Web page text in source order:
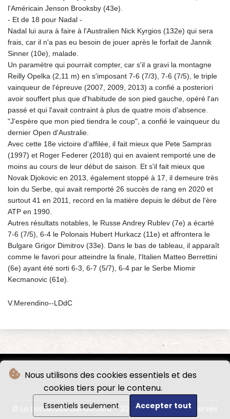
Nous utilisons des cookies essentiels et des
cookies tiers pour le contenu.
Essentiels seulement Accepter tout
l'Américain Jenson Brooksby (43e).
- Et de 18 pour Nadal -
Nadal lui aura à faire à l'Australien Nick Kyrgios (132e) qui sera
frais, car il n'a pas eu besoin de jouer après le forfait de Jannik
Sinner (10e), malade.
Un paramètre qui pourrait compter, car s'il a gravi la montagne
Reilly Opelka (2,11 m) en s'imposant 7-6 (7/3), 7-6 (7/5), le triple
vainqueur de l'épreuve (2007, 2009, 2013) a confié a posteriori
avoir souffert plus que d'habitude de son pied gauche, opéré l'an
passé et qui l'avait contraint à plus de quatre mois d'absence.
"J'espère que mon pied tiendra le coup", a confié le vainqueur du
dernier Open d'Australie.
Avec cette 18e victoire d'affilée, il fait mieux que Pete Sampras
(1997) et Roger Federer (2018) qui en avaient remporté une de
moins au cours de leur début de saison. Et s'il fait mieux que
Novak Djokovic en 2013, également stoppé à 17, il demeure très
loin du Serbe, qui avait remporté 26 succès de rang en 2020 et
surtout 41 en 2011, record en la matière depuis le début de l'ère
ATP en 1990.
Autres résultats notables, le Russe Andrey Rublev (7e) a écarté
7-6 (7/5), 6-4 le Polonais Hubert Hurkacz (11e) et affrontera le
Bulgare Grigor Dimitrov (33e). Dans le bas de tableau, il apparaît
comme le favori pour atteindre la finale, l'Italien Matteo Berrettini
(6e) ayant été sorti 6-3, 6-7 (5/7), 6-4 par le Serbe Miomir
Kecmanovic (61e).
V.Merendino--LDdC
© La Domenica Del Corriere - 2026 - Tous droits réservés